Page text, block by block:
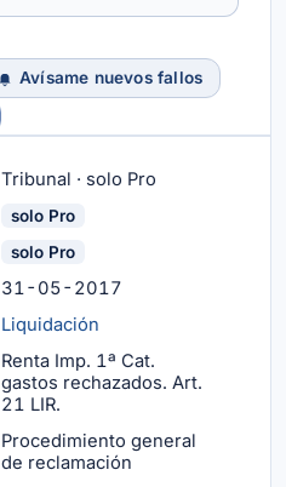
Avísame nuevos fallos
Tribunal · solo Pro
solo Pro
solo Pro
31-05-2017
Liquidación
Renta Imp. 1ª Cat.
gastos rechazados. Art.
21 LIR.
Procedimiento general
de reclamación